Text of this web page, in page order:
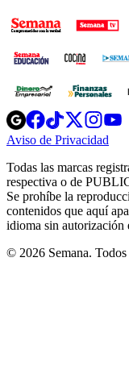
Opens
in
new
Opens
in
new
Opens
in
new
window
Opens
new
Aviso de Privacidad
Todas las marcas
respectiva o de
Se prohíbe la
contenidos que aquí
idioma sin autorización
© 2026 Semana. Todos